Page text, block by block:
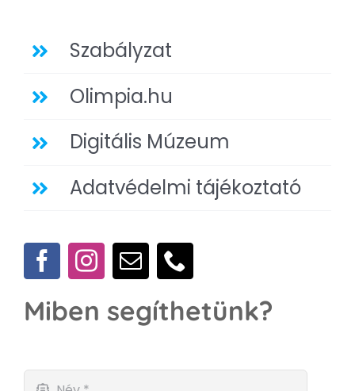
Szabályzat
Olimpia.hu
Digitális Múzeum
Adatvédelmi tájékoztató
Miben segíthetünk?